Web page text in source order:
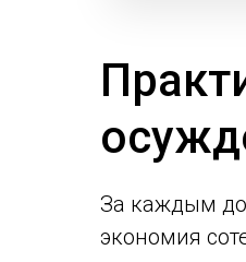
За каждым
экономия